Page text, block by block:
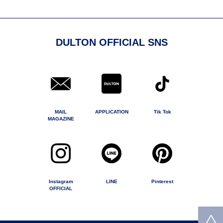
DULTON OFFICIAL SNS
MAIL
MAGAZINE
APPLICATION Tik Tok
Instagram
OFFICIAL
LINE Pinterest